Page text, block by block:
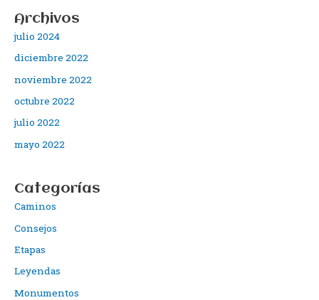
Archivos
julio 2024
diciembre 2022
noviembre 2022
octubre 2022
julio 2022
mayo 2022
Categorías
Caminos
Consejos
Etapas
Leyendas
Monumentos